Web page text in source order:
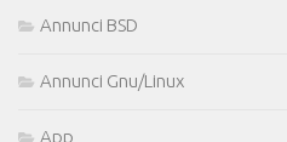
Annunci BSD
Annunci Gnu/Linux
App